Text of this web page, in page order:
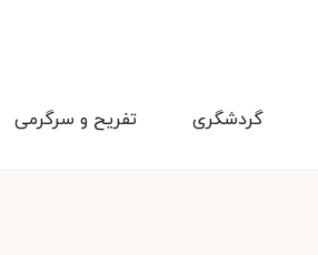
تفریح و سرگرمی گردشگری